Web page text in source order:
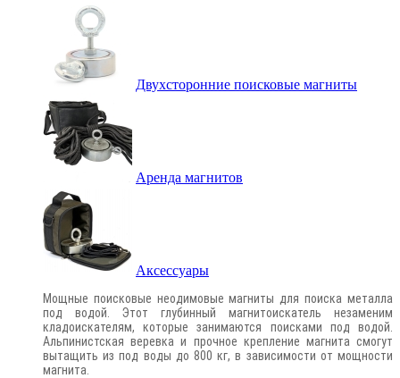
Двухсторонние поисковые магниты
Аренда магнитов
Аксессуары
Мощные поисковые неодимовые магниты для поиска металла
под водой. Этот глубинный магнитоискатель незаменим
кладоискателям, которые занимаются поисками под водой.
Альпинистская веревка и прочное крепление магнита смогут
вытащить из под воды до 800 кг, в зависимости от мощности
магнита.